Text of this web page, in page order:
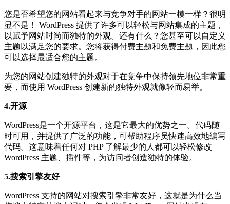
您是否希望您的网站看起来与竞争对手的网站一模一样？很明
显不是！ WordPress 提供了许多可以轻松与网站集成的主题，
以赋予网站时尚而独特的外观。还有什么？您甚至可以自定义
主题以满足您的要求。您将获得付费主题和免费主题，因此您
可以选择最适合您的主题。
为您的网站创建独特的外观对于在竞争中保持领先地位非常重
要，而使用 WordPress 创建新的独特外观就像轻而易举。
4.开源
WordPress是一个开源平台，这是它最大的优势之一。代码随
时可用，并提供了广泛的功能，可帮助程序员快速高效地编写
代码。这意味着任何对 PHP 了解最少的人都可以轻松修改
WordPress 主题、插件等，为访问者创造独特的体验。
5.搜索引擎友好
WordPress 支持的网站对搜索引擎非常友好，这就是为什么当